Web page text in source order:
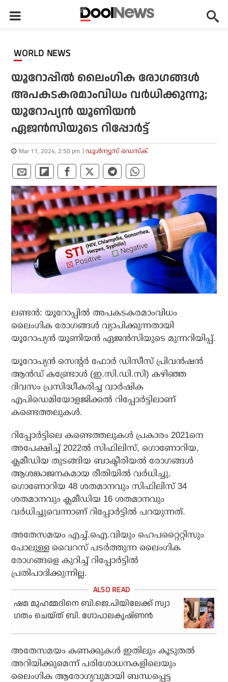
WORLD NEWS
യൂറോപ്പിൽ ലൈംഗിക രോഗങ്ങൾ
അപകടകരമാംവിധം വർധിക്കുന്നു;
യൂറോപ്യൻ യൂണിയൻ
ഏജൻസിയുടെ റിപ്പോർട്ട്
Mar 11, 2024, 2:50 pm ഡൂള്‍ന്യൂസ് ഡെസ്‌ക്
ലണ്ടൻ: യൂറോപ്പിൽ അപകടകരമാംവിധം
ലൈംഗിക രോഗങ്ങൾ വ്യാപിക്കുന്നതായി
യൂറോപ്യൻ യൂണിയൻ ഏജൻസിയുടെ മുന്നറിയിപ്പ്.
യൂറോപ്യൻ സെന്റർ ഫോർ ഡിസീസ് പ്രിവൻഷൻ
ആൻഡ് കണ്ട്രോൾ (ഇ.സി.ഡി.സി) കഴിഞ്ഞ
ദിവസം പ്രസിദ്ധീകരിച്ച വാർഷിക
എപിഡെമിയോളജിക്കൽ റിപ്പോർട്ടിലാണ്
കണ്ടെത്തലുകൾ.
റിപ്പോർട്ടിലെ കണ്ടെത്തലുകൾ പ്രകാരം 2021നെ
അപേക്ഷിച്ച് 2022ൽ സിഫിലിസ്, ഗൊണോറിയ,
ക്ലമീഡിയ തുടങ്ങിയ ബാക്ടീരിയൽ രോഗങ്ങൾ
ആശങ്കാജനകമായ രീതിയിൽ വർധിച്ചു.
ഗൊണോറിയ 48 ശതമാനവും സിഫിലിസ് 34
ശതമാനവും ക്ലമീഡിയ 16 ശതമാനവും
വർധിച്ചുവെന്നാണ് റിപ്പോർട്ടിൽ പറയുന്നത്.
അതേസമയം എച്ച്.ഐ.വിയും ഹെപറ്റൈറ്റിസും
പോലുള്ള വൈറസ് പടർത്തുന്ന ലൈംഗിക
രോഗങ്ങളെ കുറിച്ച് റിപ്പോർട്ടിൽ
പ്രതിപാദിക്കുന്നില്ല.
ഷമ മുഹമ്മദിനെ ബി.ജെ.പിയിലേക്ക് സ്വാ​
ഗതം ചെയ്ത് ബി. ഗോപാലകൃഷ്ണന്‍
അതേസമയം കണക്കുകൾ ഇതിലും കൂടുതൽ
അറിയിക്കുമെന്ന് പരിശോധനകളിലെയും
ലൈംഗിക ആരോഗ്യവുമായി ബന്ധപ്പെട്ട